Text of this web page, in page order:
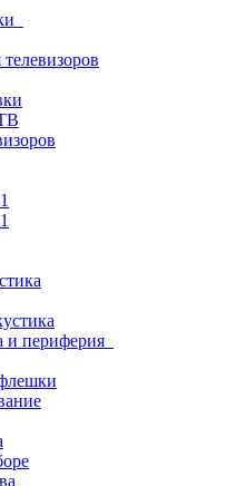
и периферия